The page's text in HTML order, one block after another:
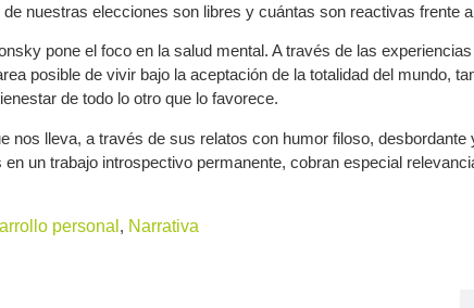
nuestras elecciones son libres y cuántas son reactivas frente
pone el foco en la salud mental. A través de las
posible de vivir bajo la aceptación de la totalidad del
de todo lo otro que lo favorece.
nos lleva, a través de sus relatos con humor filoso,
un trabajo introspectivo permanente, cobran especial
personal , Narrativa